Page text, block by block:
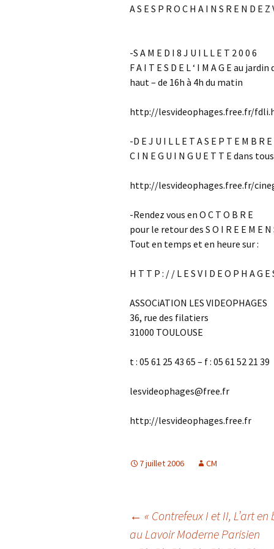
A S E S P R O C H A I N S R E N D E Z
-S A M E D I 8 J U I L L E T 2 0 0 6
F A I T E S D E L ‘ I M A G E au
haut – de 16h à 4h du matin
http://lesvideophages.free.fr/
-D E J U I L L E T A S E P T E M B R E
C I N E G U I N G U E T T E dans
http://lesvideophages.free.fr/
-Rendez vous en O C T O B R E
pour le retour des S O I R E E M E
Tout en temps et en heure sur :
H T T P : / / L E S V I D E O P H A G E
ASSOCiATION LES VIDEOPHAGES
36, rue des filatiers
31000 TOULOUSE
t : 05 61 25 43 65 – f : 05 61 52 21 39
lesvideophages@free.fr
http://lesvideophages.free.fr
7 juillet 2006 CM
Navigation
← « Contrefeux I et II, L’art
au Lavoir Moderne Parisien